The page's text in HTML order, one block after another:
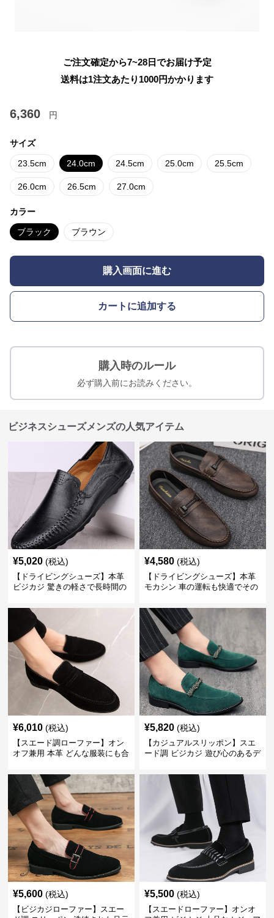
ご注文確定から7~28日でお届け予定
送料は1注文あたり 1000円かかります
6,360 円
サイズ
23.5cm 24.0cm 24.5cm 25.0cm 25.5cm
26.0cm 26.5cm 27.0cm
カラー
ブラック ブラウン
購入画面に進む
カートに追加する
購入時のルール
必ず購入前にお読みください。
ビジネスシューズメンズの人気アイテム
¥5,020 (税込)
【ドライビングシューズ】本革
ビジカジ 驚きの軽さで長時間の
¥4,580 (税込)
【ドライビングシューズ】本革
モカシン 車の運転も快適でその
¥6,010 (税込)
【スエード調ローファー】オン
オフ兼用 本革 どんな服装にも合
供
¥5,820 (税込)
【カジュアルスリッポン】スエ
ード調 ビジカジ 遊び心のあるデ
表現
¥5,600 (税込)
【ビジカジローファー】スエー
¥5,500 (税込)
【スエードローファー】オンオ